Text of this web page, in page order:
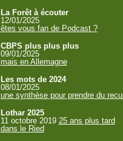
La Forêt à écouter
12/01/2025
êtes vous fan de Podcast ?
CBPS plus plus plus
09/01/2025
mais en Allemagne
Les mots de 2024
08/01/2025
une synthèse pour prendre du recul
Lothar 2025
11 octobre 2019 25 ans plus tard
dans le Ried